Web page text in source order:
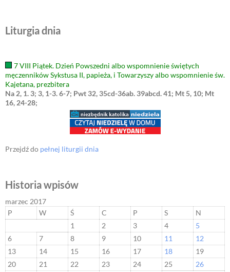
Liturgia dnia
7 VIII Piątek. Dzień Powszedni albo wspomnienie świętych
męczenników Sykstusa II, papieża, i Towarzyszy albo wspomnienie św.
Kajetana, prezbitera
Na 2, 1. 3; 3, 1-3. 6-7; Pwt 32, 35cd-36ab. 39abcd. 41; Mt 5, 10; Mt
16, 24-28;
Przejdź do pełnej liturgii dnia
Historia wpisów
marzec 2017
P
W Ś C P S
N
1
2 3 4
5
6
7 8 9 10 11
12
13
14 15 16 17 18
19
20
21 22 23 24 25
26